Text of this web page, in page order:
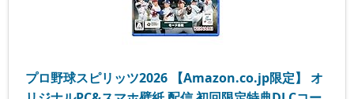
プロ野球スピリッツ2026 【Amazon.co.jp限定】 オ